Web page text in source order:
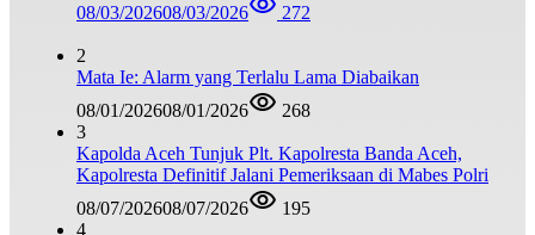
08/03/202608/03/2026 272
2
Mata Ie: Alarm yang Terlalu Lama Diabaikan
08/01/202608/01/2026
268
3
Kapolda Aceh Tunjuk Plt. Kapolresta Banda Aceh,
Kapolresta Definitif Jalani Pemeriksaan di Mabes Polri
08/07/202608/07/2026
195
4